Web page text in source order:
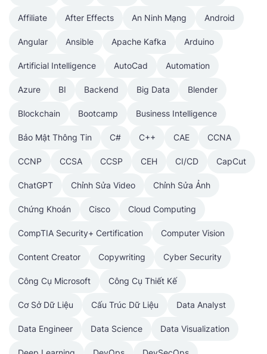
Affiliate After Effects An Ninh Mạng Android
Angular Ansible Apache Kafka Arduino
Artificial Intelligence AutoCad Automation
Azure BI Backend Big Data Blender
Blockchain Bootcamp Business Intelligence
Bảo Mật Thông Tin C# C++ CAE CCNA
CCNP CCSA CCSP CEH CI/CD CapCut
ChatGPT Chỉnh Sửa Video Chỉnh Sửa Ảnh
Chứng Khoán Cisco Cloud Computing
CompTIA Security+ Certification Computer Vision
Content Creator Copywriting Cyber Security
Công Cụ Microsoft Công Cụ Thiết Kế
Cơ Sở Dữ Liệu Cấu Trúc Dữ Liệu Data Analyst
Data Engineer Data Science Data Visualization